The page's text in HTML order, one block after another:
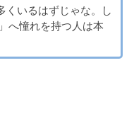
くいるはずじゃな。し
」へ憧れを持つ人は本